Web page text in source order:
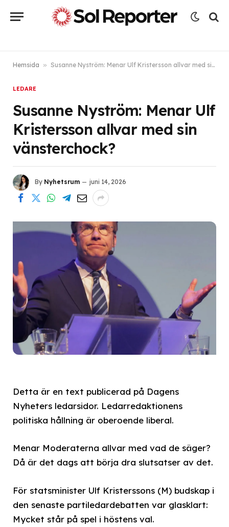
Hemsida » Susanne Nyström: Menar Ulf Kristersson allvar med sin vänsterchock?
LEDARE
Susanne Nyström: Menar Ulf
Kristersson allvar med sin
vänsterchock?
By Nyhetsrum juni 14, 2026
Detta är en text publicerad på Dagens
Nyheters ledarsidor. Ledarredaktionens
politiska hållning är oberoende liberal.
Menar Moderaterna allvar med vad de säger?
Då är det dags att börja dra slutsatser av det.
För statsminister Ulf Kristerssons (M) budskap i
den senaste partiledardebatten var glasklart:
Mycket står på spel i höstens val.